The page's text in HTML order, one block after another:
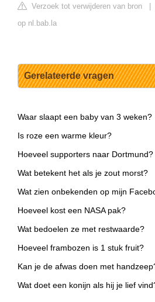
Verzoek tot verwijderen van bron
op nl.bab.la
Gerelateerde vragen
Waar slaapt een baby van 3 weken?
Is roze een warme kleur?
Hoeveel supporters naar Dortmund?
Wat betekent het als je zout morst?
Wat zien onbekenden op mijn
Hoeveel kost een NASA pak?
Wat bedoelen ze met restwaarde?
Hoeveel frambozen is 1 stuk fruit?
Kan je de afwas doen met
Wat doet een konijn als hij je lief